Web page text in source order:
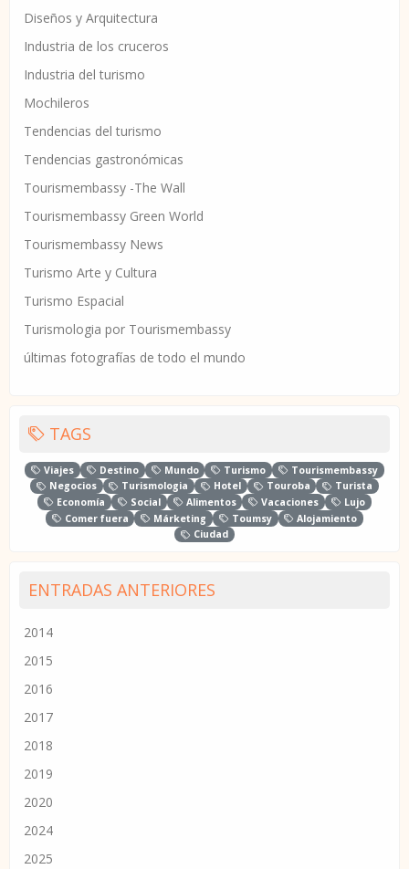
Diseños y Arquitectura
Industria de los cruceros
Industria del turismo
Mochileros
Tendencias del turismo
Tendencias gastronómicas
Tourismembassy -The Wall
Tourismembassy Green World
Tourismembassy News
Turismo Arte y Cultura
Turismo Espacial
Turismologia por Tourismembassy
últimas fotografías de todo el mundo
TAGS
Viajes Destino Mundo Turismo
Tourismembassy
Negocios
Turismologia Hotel Touroba
Turista
Economía
Social Alimentos Vacaciones
Lujo
Comer fuera
Márketing Toumsy
Alojamiento
Ciudad
ENTRADAS ANTERIORES
2014
2015
2016
2017
2018
2019
2020
2024
2025